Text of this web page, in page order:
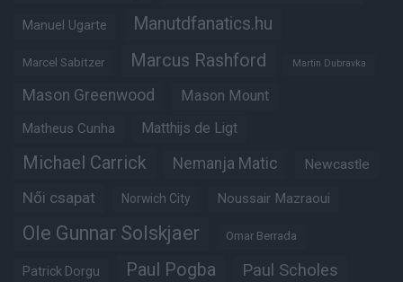
Manuel Ugarte Manutdfanatics.hu
Marcel Sabitzer Marcus Rashford Martin Dubravka
Mason Greenwood Mason Mount
Matheus Cunha Matthijs de Ligt
Michael Carrick Nemanja Matic Newcastle
Női csapat Norwich City Noussair Mazraoui
Ole Gunnar Solskjaer Omar Berrada
Patrick Dorgu Paul Pogba Paul Scholes